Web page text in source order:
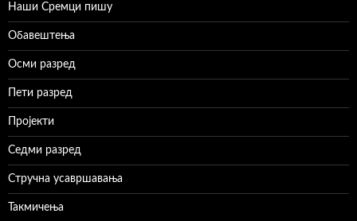
Наши Сремци пишу
Обавештења
Осми разред
Пети разред
Пројекти
Седми разред
Стручна усавршавања
Такмичења